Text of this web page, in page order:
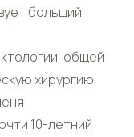
больший
общей
хирургию,
10-летний